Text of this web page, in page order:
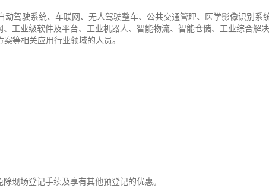
动驾驶系统、车联网、无人驾驶整车、公共交通管理、医学影像识别系
、工业级软件及平台、工业机器人、智能物流、智能仓储、工业综合解
等相关应用行业领域的人员。
现场登记手续及享有其他预登记的优惠。